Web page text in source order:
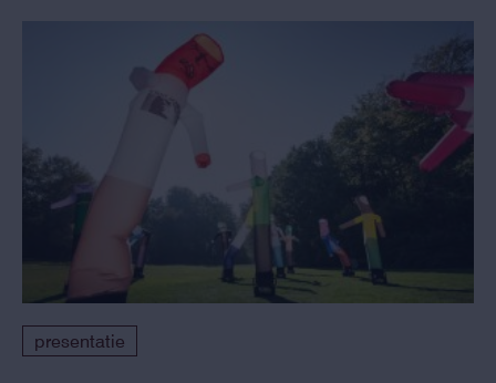
presentatie